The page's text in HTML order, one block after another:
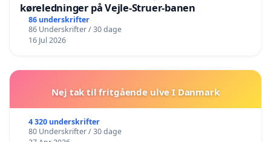
køreledninger på Vejle-Struer-banen
86 underskrifter
86 Underskrifter / 30 dage
16 Jul 2026
Nej tak til fritgående ulve I Danmark
4 320 underskrifter
80 Underskrifter / 30 dage